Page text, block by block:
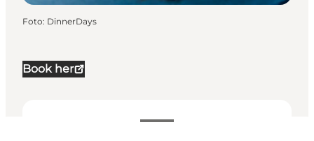
Book her
Foto: DinnerDays